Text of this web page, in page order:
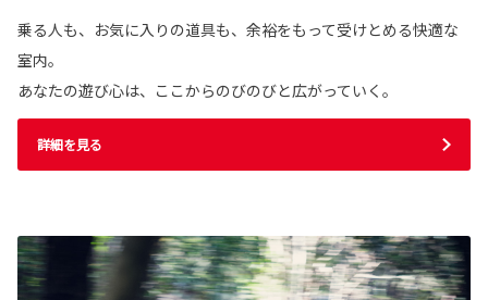
乗る人も、お気に入りの道具も、余裕をもって受けとめる快適な
室内。
あなたの遊び心は、ここからのびのびと広がっていく。
詳細を見る